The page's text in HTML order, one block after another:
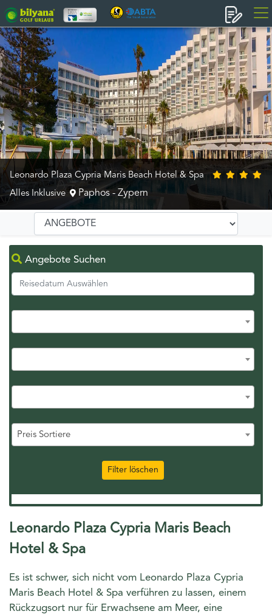
Leonardo Plaza Cypria Maris Beach Hotel & Spa
Alles Inklusive
Paphos - Zypern
Angebote Suchen
Preis Sortiere
Filter löschen
Leonardo Plaza Cypria Maris Beach
Hotel & Spa
Es ist schwer, sich nicht vom Leonardo Plaza Cypria
Maris Beach Hotel & Spa verführen zu lassen, einem
Rückzugsort nur für Erwachsene am Meer, eine